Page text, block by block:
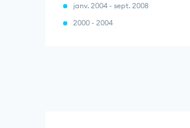
janv. 2004 - sept. 2008
2000 - 2004